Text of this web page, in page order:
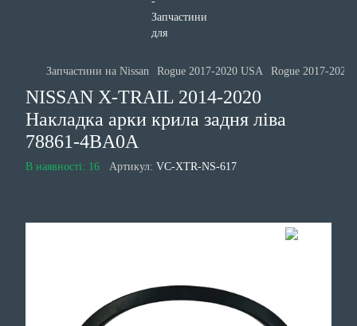
Запчастини на Nissan Rogue 2017-2020 USA Rogue 2017-2020
NISSAN X-TRAIL 2014-2020
Накладка арки крила задня ліва
78861-4BA0A
В наявності: 16 Артикул: VC-XTR-NS-617